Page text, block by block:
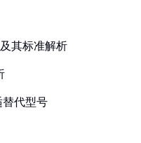
其标准解析
替代型号